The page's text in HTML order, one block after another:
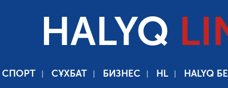
HALYQ
СПОРТ СҰХБАТ БИЗНЕС HL HALYQ